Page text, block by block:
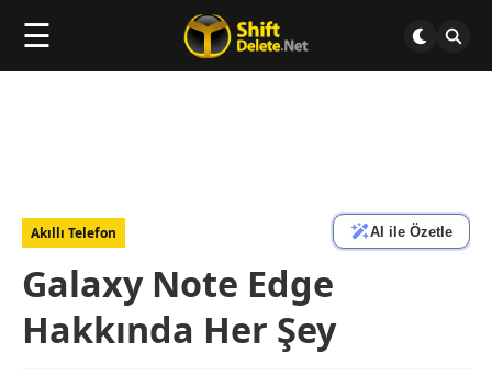
☰
Akıllı Telefon AI ile Özetle
Galaxy Note Edge
Hakkında Her Şey